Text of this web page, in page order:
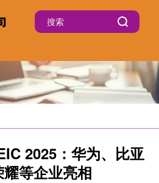
2025：华为、比亚
等企业亮相